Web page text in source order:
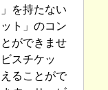
を持たない
ト」のコン
ができませ
スチケッ
ることがで